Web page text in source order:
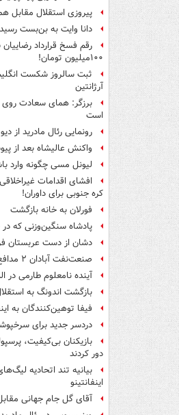
پیروزی استقلال مقابل
دانا وایت به بن‌بست رسید
رقم فسخ قرارداد
۱۰۰میلیون تومان!
ثبت سالروز شکست
آرژانتین
برزگر: همای سعادت
است
رونمایی رئال مادرید از
واکنش عالیشاه بعد از
لیونل مسی چگونه وارد
افشای اقدامات
کره جنوبی برای داوران!
فورلان به خانه بازگشت
پادشاه سنگین‌وزنی که در
دشان از دست عربستان
صنعت‌نفت آبادان ۲ مدافع جدید جذب کرد
آینده نامعلوم طارمی در
بازگشت اندونگ به
فیفا توهین‌کنندگان به
دردسر جدید برای
بازیکنان بی‌کیفیت،
دور کردند
بیانیه تند اتحادیه
اینفانتینو
آقای گل جام جهانی